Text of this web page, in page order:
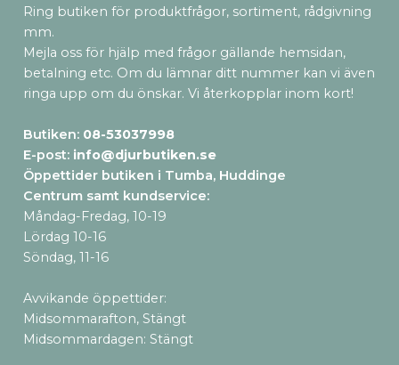
Ring butiken för produktfrågor, sortiment, rådgivning
mm.
Mejla oss för hjälp med frågor gällande hemsidan,
betalning etc. Om du lämnar ditt nummer kan vi även
ringa upp om du önskar. Vi återkopplar inom kort!
Butiken: 08-53037998
E-post: info@djurbutiken.se
Öppettider butiken i Tumba, Huddinge
Centrum samt kundservice:
Måndag-Fredag, 10-19
Lördag 10-16
Söndag, 11-16
Avvikande öppettider:
Midsommarafton, Stängt
Midsommardagen: Stängt